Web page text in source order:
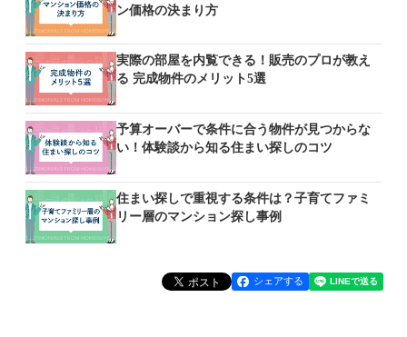
ン価格の決まり方
実際の部屋を内覧できる！販売のプロが教え
る 完成物件のメリット5選
予算オーバーで条件に合う物件が見つからな
い！体験談から知る住まい探しのコツ
住まい探しで重視する条件は？子育てファミ
リー層のマンション探し事例
シェアする